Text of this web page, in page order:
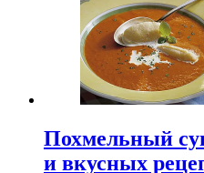
Похмельный
и вкусных